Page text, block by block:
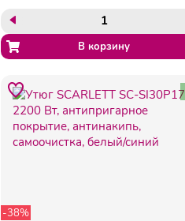
антинакипь, фиолетовый,
453507
-38%